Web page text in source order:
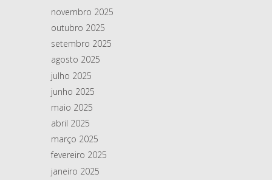
novembro 2025
outubro 2025
setembro 2025
agosto 2025
julho 2025
junho 2025
maio 2025
abril 2025
março 2025
fevereiro 2025
janeiro 2025